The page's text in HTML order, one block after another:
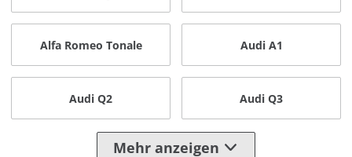
Alfa Romeo Tonale Audi A1
Audi Q2 Audi Q3
Mehr anzeigen